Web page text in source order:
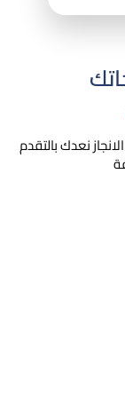
نعدك بالتقدم